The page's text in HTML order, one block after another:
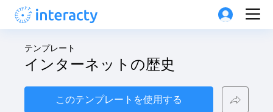
テンプレート
インターネットの歴史
このテンプレートを使用する